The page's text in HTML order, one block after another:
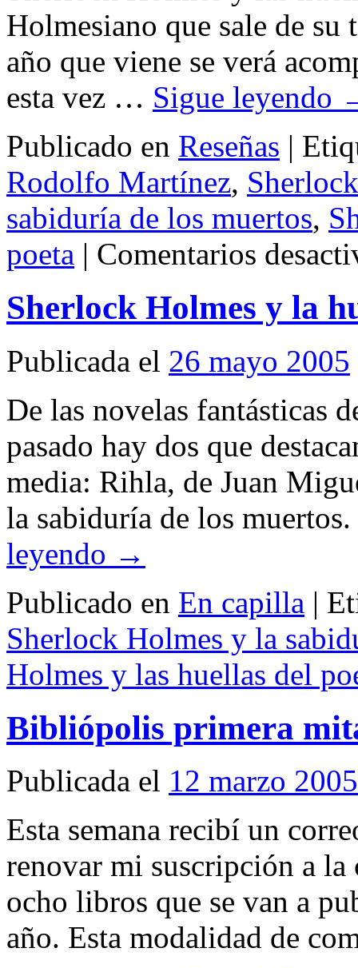
Holmesiano que sale de su
año que viene se verá
esta vez … Sigue leyendo
Publicado en Reseñas |
Rodolfo Martínez,
sabiduría de los muertos,
poeta | Comentarios
Sherlock Holmes y la
Publicada el 26 mayo 2005
De las novelas fantásticas
pasado hay dos que
media: Rihla, de Juan
la sabiduría de los
leyendo →
Publicado en En capilla |
Sherlock Holmes y la
Holmes y las huellas del
Bibliópolis primera
Publicada el 12 marzo 2005
Esta semana recibí un
renovar mi suscripción a
ocho libros que se van a
año. Esta modalidad de